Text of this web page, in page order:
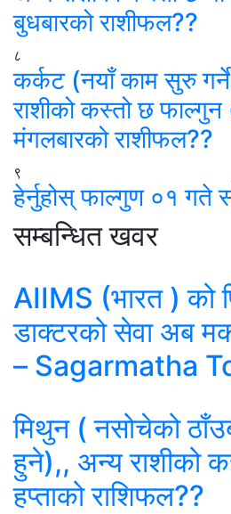
बुधबारको राशीफल??
८
कर्कट (नयाँ काम सुरु
राशीको कस्तो छ
मंगलबारको राशीफल??
९
हेर्नुहोस् फाल्गुण ०१ गते
सम्बन्धित खवर
AIIMS (भारत ) को
डाक्टरको सेवा अब
– Sagarmatha
मिथुन ( नसोचेको
हुने),, अन्य राशीको
हप्ताको राशिफल??